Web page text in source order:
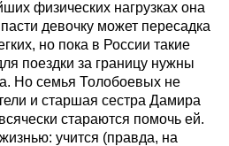
физических нагрузках она
девочку может пересадка
но пока в России такие
поездки за границу нужны
Но семья Толобоевых не
и старшая сестра Дамира
стараются помочь ей.
учится (правда, на